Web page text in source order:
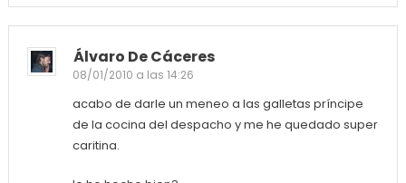
Álvaro De Cáceres
08/01/2010 a las 14:26
acabo de darle un meneo a las galletas príncipe
de la cocina del despacho y me he quedado super
caritina.